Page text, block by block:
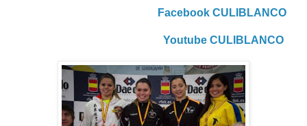
Facebook CULIBLANCO
Youtube CULIBLANCO